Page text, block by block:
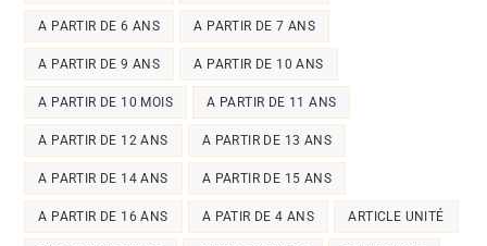
A PARTIR DE 6 ANS A PARTIR DE 7 ANS
A PARTIR DE 9 ANS A PARTIR DE 10 ANS
A PARTIR DE 10 MOIS A PARTIR DE 11 ANS
A PARTIR DE 12 ANS A PARTIR DE 13 ANS
A PARTIR DE 14 ANS A PARTIR DE 15 ANS
A PARTIR DE 16 ANS A PATIR DE 4 ANS ARTICLE UNITÉ